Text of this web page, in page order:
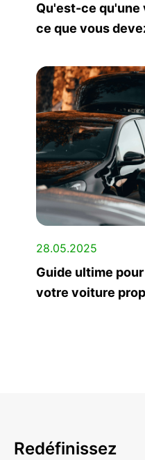
Qu'est-ce qu'une
ce que vous
28.05.2025
Guide ultime
votre voiture
Redéfinissez